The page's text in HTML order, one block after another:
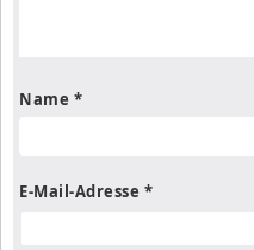
Name *
E-Mail-Adresse *